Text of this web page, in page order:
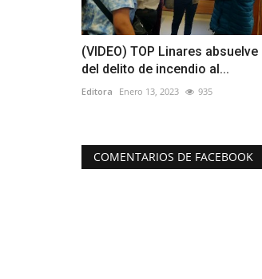
(VIDEO) TOP Linares absuelve
del delito de incendio al...
Editora Enero 13, 2023 935
COMENTARIOS DE FACEBOOK